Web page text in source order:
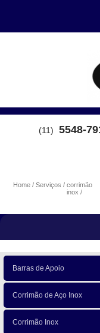
(11) 5548-
Home Serviços
corrimão
inox
Barras de Apoio
Corrimão de Aço Inox
Corrimão Inox